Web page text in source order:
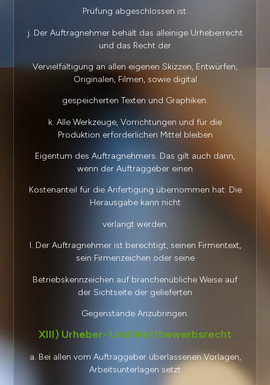
Prüfung abgeschlossen ist.
j. Der Auftragnehmer behält das alleinige Urheberrecht
und das Recht der
Vervielfältigung an allen eigenen Skizzen, Entwürfen,
Originalen, Filmen, sowie digital
gespeicherten Texten und Graphiken.
k. Alle Werkzeuge, Vorrichtungen und für die
Produktion erforderlichen Mittel bleiben
Eigentum des Auftragnehmers. Das gilt auch dann,
wenn der Auftraggeber einen
Kostenanteil für die Anfertigung übernommen hat. Die
Herausgabe kann nicht
verlangt werden.
l. Der Auftragnehmer ist berechtigt, seinen Firmentext,
sein Firmenzeichen oder seine
Betriebskennzeichen auf branchenübliche Weise auf
der Sichtseite der gelieferten
Gegenstände Anzubringen.
XIII) Urheber- Und Wettbewerbsrecht
a. Bei allen vom Auftraggeber überlassenen Vorlagen,
Arbeitsunterlagen setzt